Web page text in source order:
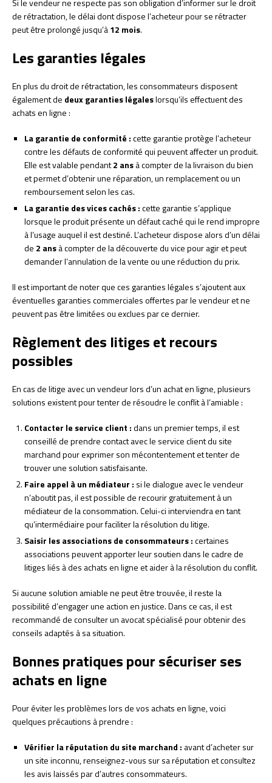
Si le vendeur ne respecte pas son obligation d’informer sur le droit
de rétractation, le délai dont dispose l’acheteur pour se rétracter
peut être prolongé jusqu’à12 mois.
Les garanties légales
En plus du droit de rétractation, les consommateurs disposent
également de deux garanties légaleslorsqu’ils effectuent des
achats en ligne :
La garantie de conformité :cette garantie protège l’acheteur
contre les défauts de conformité qui peuvent affecter un produit.
Elle est valable pendant2 ansà compter de la livraison du bien
et permet d’obtenir une réparation, un remplacement ou un
remboursement selon les cas.
La garantie des vices cachés :cette garantie s’applique
lorsque le produit présente un défaut caché qui le rend impropre
à l’usage auquel il est destiné. L’acheteur dispose alors d’un délai
de 2 ansà compter de la découverte du vice pour agir et peut
demander l’annulation de la vente ou une réduction du prix.
Il est important de noter que ces garanties légales s’ajoutent aux
éventuelles garanties commerciales offertes par le vendeur et ne
peuvent pas être limitées ou exclues par ce dernier.
Règlement des litiges et recours
possibles
En cas de litige avec un vendeur lors d’un achat en ligne, plusieurs
solutions existent pour tenter de résoudre le conflit à l’amiable :
Contacter le service client :dans un premier temps, il est
conseillé de prendre contact avec le service client du site
marchand pour exprimer son mécontentement et tenter de
trouver une solution satisfaisante.
Faire appel à un médiateur : si le dialogue avec le vendeur
n’aboutit pas, il est possible de recourir gratuitement à un
médiateur de la consommation. Celui-ci interviendra en tant
qu’intermédiaire pour faciliter la résolution du litige.
Saisir les associations de consommateurs :certaines
associations peuvent apporter leur soutien dans le cadre de
litiges liés à des achats en ligne et aider à la résolution du conflit.
Si aucune solution amiable ne peut être trouvée, il reste la
possibilité d’engager une action en justice. Dans ce cas, il est
recommandé de consulter un avocat spécialisé pour obtenir des
conseils adaptés à sa situation.
Bonnes pratiques pour sécuriser ses
achats en ligne
Pour éviter les problèmes lors de vos achats en ligne, voici
quelques précautions à prendre :
Vérifier la réputation du site marchand : avant d’acheter sur
un site inconnu, renseignez-vous sur sa réputation et consultez
les avis laissés par d’autres consommateurs.